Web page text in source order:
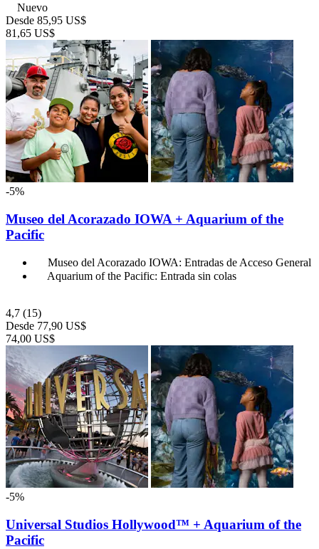
Nuevo
Desde 85,95 US$
81,65 US$
-5%
Museo del Acorazado IOWA + Aquarium of the
Pacific
Museo del Acorazado IOWA: Entradas de Acceso General
Aquarium of the Pacific: Entrada sin colas
4,7 (15)
Desde 77,90 US$
74,00 US$
-5%
Universal Studios Hollywood™ + Aquarium of the
Pacific